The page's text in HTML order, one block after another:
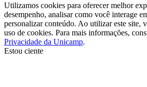
Utilizamos cookies para oferecer melhor
desempenho, analisar como você interage
personalizar conteúdo. Ao utilizar este site,
uso de cookies. Para mais informações,
Privacidade da Unicamp.
Estou ciente